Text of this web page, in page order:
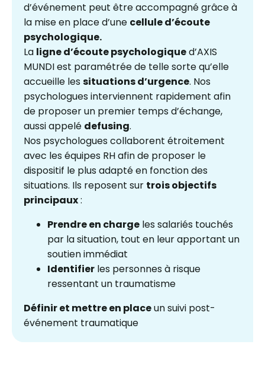
d’événement peut être accompagné grâce à
la mise en place d’une cellule d’écoute
psychologique.
La ligne d’écoute psychologiqued’AXIS
MUNDI est paramétrée de telle sorte qu’elle
accueille lessituations d’urgence. Nos
psychologues interviennent rapidement afin
de proposer un premier temps d’échange,
aussi appelé defusing.
Nos psychologues collaborent étroitement
avec les équipes RH afin de proposer le
dispositif le plus adapté en fonction des
situations. Ils reposent sur trois objectifs
principaux:
Prendre en charge les salariés touchés
par la situation, tout en leur apportant un
soutien immédiat
Identifier les personnes à risque
ressentant un traumatisme
Définir et mettre en placeun suivi post-
événement traumatique